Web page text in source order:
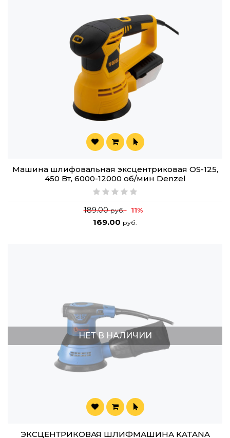
Машина шлифовальная эксцентриковая OS-125,
450 Вт, 6000-12000 об/мин Denzel
189.00руб. 11%
169.00 руб.
НЕТ В НАЛИЧИИ
ЭКСЦЕНТРИКОВАЯ ШЛИФМАШИНА KATANA